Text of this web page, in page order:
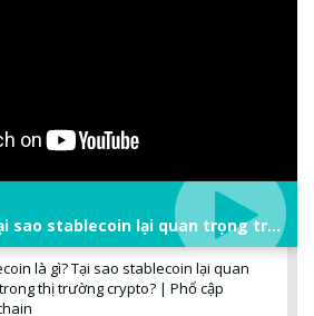
Stablecoin là gì? Tại sao stablecoin lại quan trọng trong thị trường crypto? | Phổ cập Blockchain
là gì? Tại sao stablecoin lại quan
thị trường crypto? | Phổ cập